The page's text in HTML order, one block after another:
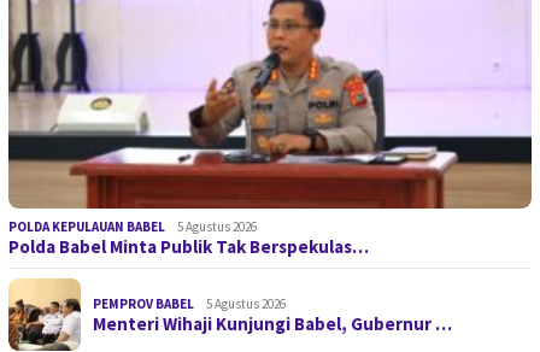
POLDA KEPULAUAN BABEL 5 Agustus 2026
Polda Babel Minta Publik Tak Berspekulas…
PEMPROV BABEL 5 Agustus 2026
Menteri Wihaji Kunjungi Babel, Gubernur …